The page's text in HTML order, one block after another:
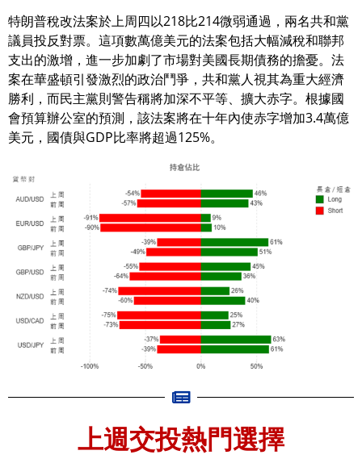
特朗普稅改法案於上周四以218比214微弱通過，兩名共和黨
議員投反對票。這項數萬億美元的法案包括大幅減稅和聯邦
支出的激增，進一步加劇了市場對美國長期債務的擔憂。法
案在華盛頓引發激烈的政治鬥爭，共和黨人視其為重大經濟
勝利，而民主黨則警告稱將加深不平等、擴大赤字。根據國
會預算辦公室的預測，該法案將在十年內使赤字增加3.4萬億
美元，國債與GDP比率將超過125%。
上週交投熱門選擇